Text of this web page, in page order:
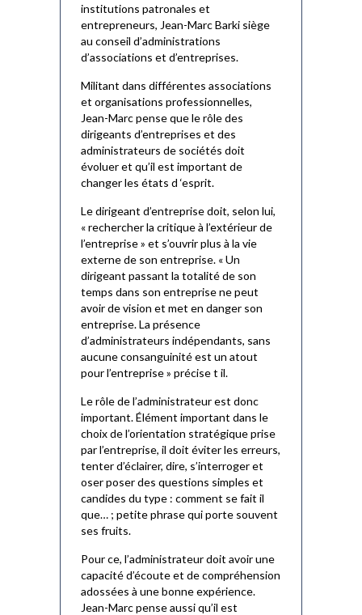
institutions patronales et
entrepreneurs, Jean-Marc Barki siège
au conseil d’administrations
d’associations et d’entreprises.
Militant dans différentes associations
et organisations professionnelles,
Jean-Marc pense que le rôle des
dirigeants d’entreprises et des
administrateurs de sociétés doit
évoluer et qu’il est important de
changer les états d ‘esprit.
Le dirigeant d’entreprise doit, selon lui,
« rechercher la critique à l’extérieur de
l’entreprise » et s’ouvrir plus à la vie
externe de son entreprise. « Un
dirigeant passant la totalité de son
temps dans son entreprise ne peut
avoir de vision et met en danger son
entreprise. La présence
d’administrateurs indépendants, sans
aucune consanguinité est un atout
pour l’entreprise » précise t il.
Le rôle de l’administrateur est donc
important. Élément important dans le
choix de l’orientation stratégique prise
par l’entreprise, il doit éviter les erreurs,
tenter d’éclairer, dire, s’interroger et
oser poser des questions simples et
candides du type : comment se fait il
que… ; petite phrase qui porte souvent
ses fruits.
Pour ce, l’administrateur doit avoir une
capacité d’écoute et de compréhension
adossées à une bonne expérience.
Jean-Marc pense aussi qu’il est